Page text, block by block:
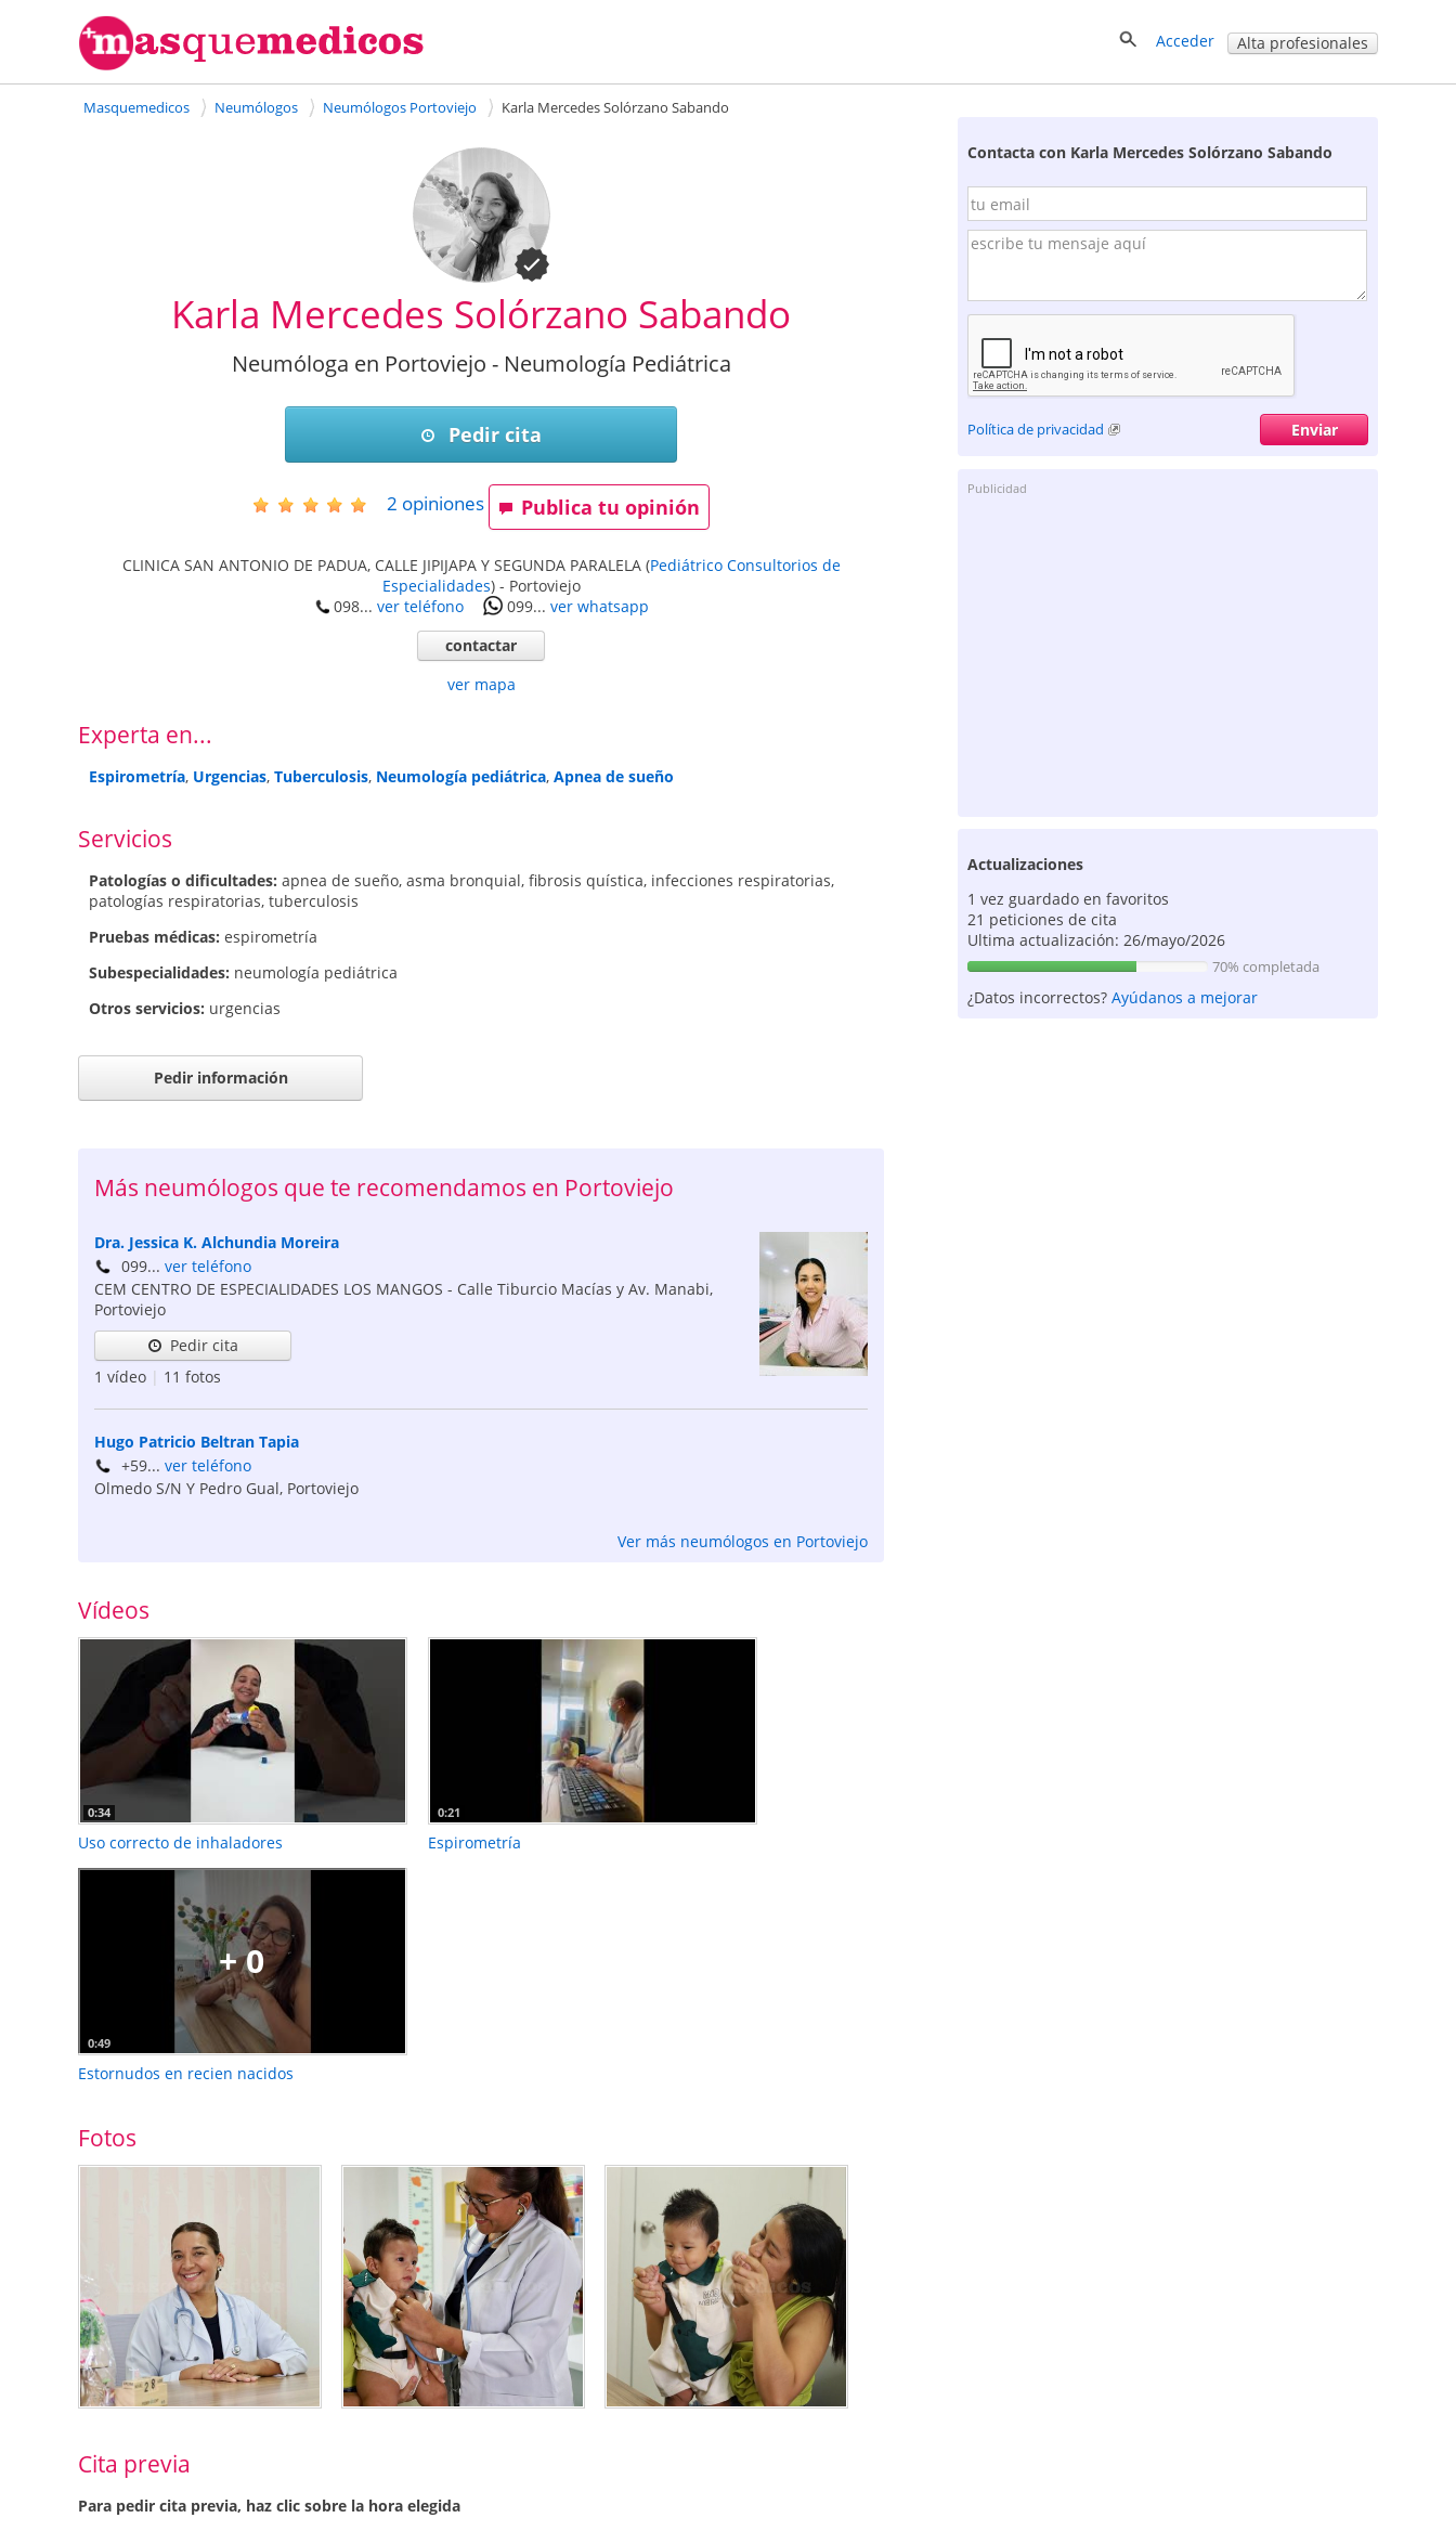
Acceder Alta profesionales
Masquemedicos Neumólogos Neumólogos Portoviejo Karla Mercedes Solórzano Sabando
Karla Mercedes Solórzano Sabando
Neumóloga en Portoviejo - Neumología Pediátrica
Pedir cita
2 opiniones Publica tu opinión
CLINICA SAN ANTONIO DE PADUA, CALLE JIPIJAPA Y SEGUNDA PARALELA (Pediátrico Consultorios de
Especialidades)- Portoviejo
098... ver teléfono 099... ver whatsapp
contactar
ver mapa
Experta en...
Espirometría, Urgencias, Tuberculosis, Neumología pediátrica, Apnea de sueño
Servicios
Patologí­as o dificultades: apnea de sueño, asma bronquial, fibrosis quística, infecciones respiratorias,
patologías respiratorias, tuberculosis
Pruebas médicas: espirometría
Subespecialidades: neumología pediátrica
Otros servicios: urgencias
Pedir información
Más neumólogos que te recomendamos en Portoviejo
Dra. Jessica K. Alchundia Moreira
099... ver teléfono
CEM CENTRO DE ESPECIALIDADES LOS MANGOS - Calle Tiburcio Macías y Av. Manabi,
Portoviejo
Pedir cita
1 vídeo | 11 fotos
Hugo Patricio Beltran Tapia
+59... ver teléfono
Olmedo S/N Y Pedro Gual, Portoviejo
Ver más neumólogos en Portoviejo
Vídeos
0:34
Uso correcto de inhaladores
0:21
Espirometría
+ 0
0:49
Estornudos en recien nacidos
Fotos
Cita previa
Para pedir cita previa, haz clic sobre la hora elegida
Contacta con Karla Mercedes Solórzano Sabando
Política de privacidad
Publicidad
Actualizaciones
1 vez guardado en favoritos
21 peticiones de cita
Ultima actualización: 26/mayo/2026
70% completada
¿Datos incorrectos?Ayúdanos a mejorar